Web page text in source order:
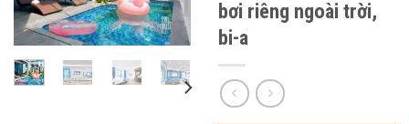
bơi riêng ngoài trời,
bi-a